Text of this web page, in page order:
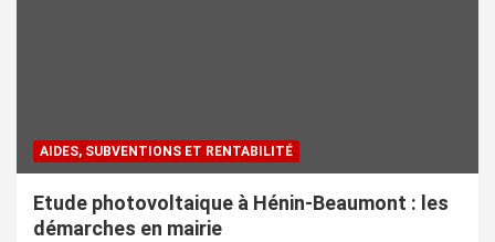
AIDES, SUBVENTIONS ET RENTABILITÉ
Etude photovoltaique à Hénin-Beaumont : les
démarches en mairie